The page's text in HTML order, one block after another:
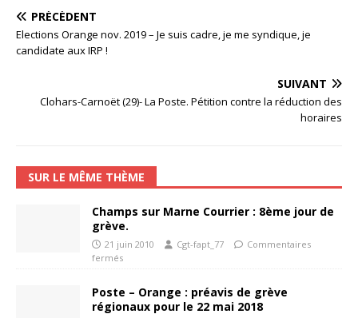
PRÉCÉDENT
Elections Orange nov. 2019 – Je suis cadre, je me syndique, je
candidate aux IRP !
SUIVANT
Clohars-Carnoët (29)- La Poste. Pétition contre la réduction des
horaires
SUR LE MÊME THÈME
Champs sur Marne Courrier : 8ème jour de
grève.
21 juin 2010 Cgt-fapt_77
Commentaires
fermés
Poste – Orange : préavis de grève
régionaux pour le 22 mai 2018